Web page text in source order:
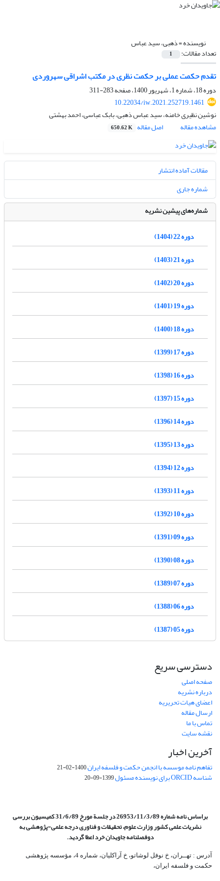
نویسنده =ذهبی، سید عباس
تعداد مقالات: 1
تقدم حکمت عملی بر حکمت نظری در مکتب اشراقی سهروردی
دوره 18، شماره 1، شهریور 1400، صفحه
283-311
10.22034/iw.2021.252719.1461
نوشین نظیری خامنه، سید عباس ذهبی، بابک عباسی، احمد بهشتی
مشاهده مقاله
اصل مقاله 650.62 K
مقالات آماده انتشار
شماره جاری
شماره‌های پیشین نشریه
دوره 22 (1404)
دوره 21 (1403)
دوره 20 (1402)
دوره 19 (1401)
دوره 18 (1400)
دوره 17 (1399)
دوره 16 (1398)
دوره 15 (1397)
دوره 14 (1396)
دوره 13 (1395)
دوره 12 (1394)
دوره 11 (1393)
دوره 10 (1392)
دوره 09 (1391)
دوره 08 (1390)
دوره 07 (1389)
دوره 06 (1388)
دوره 05 (1387)
دسترسی سریع
صفحه اصلی
درباره نشریه
اعضای هیات تحریریه
ارسال مقاله
تماس با ما
نقشه سایت
آخرین اخبار
تفاهم نامه موسسه با انجمن حکمت و فلسفه ایران1400-02-21
شناسه ORCID برای نویسنده مسئول 1399-09-20
براساس نامه شماره 26953/11/3/89 در جلسة مورخ 31/6/89 کمیسیون
بررسی
نشریات علمی کشور وزارت علوم، تحقیقات و فناوری درجه علمی‌-پژوهشیبه
دوفصلنامه جاویدان خرد اعطا گردید.
آدرس : تهــران، خ نوفل لوشاتو، خ آراکلیان، شماره 4،‌ مؤسسه پژوهشی
حکمت و فلسفه ایران،‌